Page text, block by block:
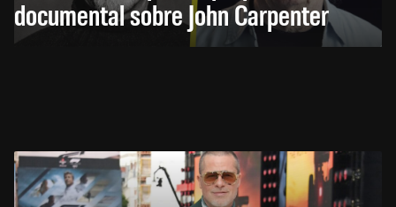
documental sobre John Carpenter